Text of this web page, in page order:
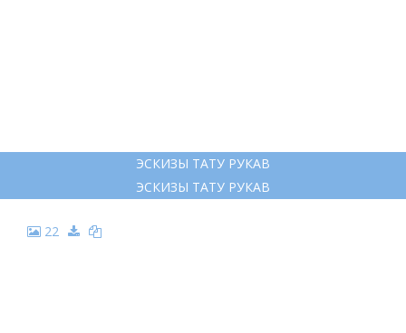
ЭСКИЗЫ ТАТУ РУКАВ
ЭСКИЗЫ ТАТУ РУКАВ
22